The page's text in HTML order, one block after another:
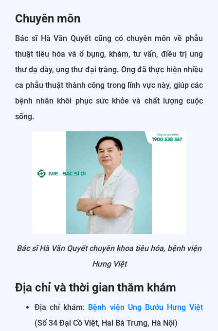
Chuyên môn
Bác sĩ Hà Văn Quyết cũng có chuyên môn về phẫu
thuật tiêu hóa và ổ bụng, khám, tư vấn, điều trị ung
thư dạ dày, ung thư đại tràng. Ông đã thực hiện nhiều
ca phẫu thuật thành công trong lĩnh vực này, giúp các
bệnh nhân khôi phục sức khỏe và chất lượng cuộc
sống.
Bác sĩ Hà Văn Quyết chuyên khoa tiêu hóa, bệnh viện
Hưng Việt
Địa chỉ và thời gian thăm khám
Địa chỉ khám: Bệnh viện Ung Bướu Hưng Việt
(Số 34 Đại Cồ Việt, Hai Bà Trưng, Hà Nội)